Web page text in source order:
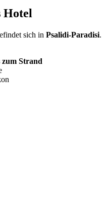
Hotel
sich in Psalidi-Paradisi.
Strand